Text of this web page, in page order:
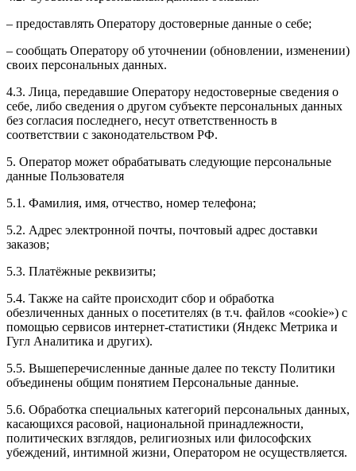
– предоставлять Оператору достоверные данные о себе;
– сообщать Оператору об уточнении (обновлении, изменении)
своих персональных данных.
4.3. Лица, передавшие Оператору недостоверные сведения о
себе, либо сведения о другом субъекте персональных данных
без согласия последнего, несут ответственность в
соответствии с законодательством РФ.
5. Оператор может обрабатывать следующие персональные
данные Пользователя
5.1. Фамилия, имя, отчество, номер телефона;
5.2. Адрес электронной почты, почтовый адрес доставки
заказов;
5.3. Платёжные реквизиты;
5.4. Также на сайте происходит сбор и обработка
обезличенных данных о посетителях (в т.ч. файлов «cookie») с
помощью сервисов интернет-статистики (Яндекс Метрика и
Гугл Аналитика и других).
5.5. Вышеперечисленные данные далее по тексту Политики
объединены общим понятием Персональные данные.
5.6. Обработка специальных категорий персональных данных,
касающихся расовой, национальной принадлежности,
политических взглядов, религиозных или философских
убеждений, интимной жизни, Оператором не осуществляется.